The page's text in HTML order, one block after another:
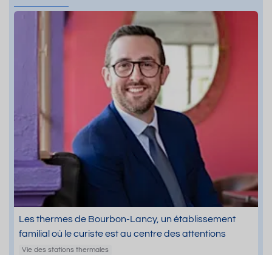
Les thermes de Bourbon-Lancy, un établissement
familial où le curiste est au centre des attentions
Vie des stations thermales